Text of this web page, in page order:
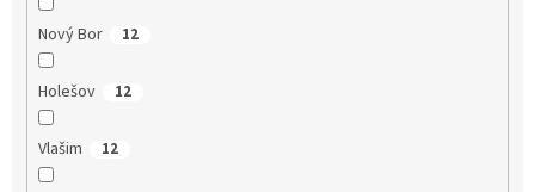
Nový Bor 12
Holešov 12
Vlašim 12